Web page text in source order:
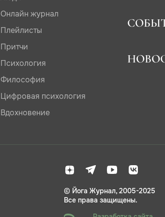
Онлайн журнал
Плейлисты
Притчи
Психология
Философия
Цифровая психология
Вдохновение
© Йога Журнал, 2005-2025
Все права защищены.